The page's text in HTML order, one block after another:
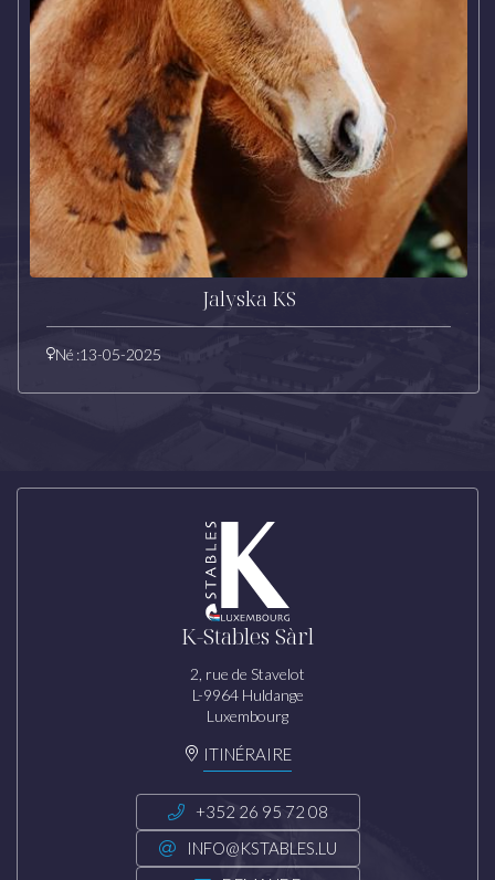
Jalyska KS
Né :13-05-2025
K-Stables Sàrl
2, rue de Stavelot
L-9964 Huldange
Luxembourg
ITINÉRAIRE
+352 26 95 72 08
INFO@KSTABLES.LU